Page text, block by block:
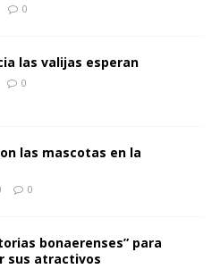
0
las valijas esperan
0
las mascotas en la
0
bonaerenses” para
sus atractivos